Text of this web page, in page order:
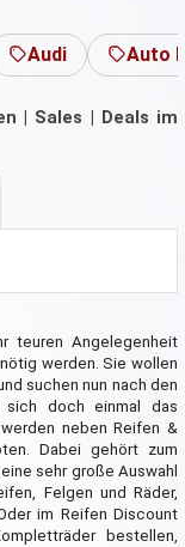
Audi Auto
| Sales | Deals im
teuren Angelegenheit
werden. Sie wollen
suchen nun nach den
sich doch einmal das
neben Reifen &
Dabei gehört zum
sehr große Auswahl
Felgen und Räder,
im Reifen Discount
bestellen,